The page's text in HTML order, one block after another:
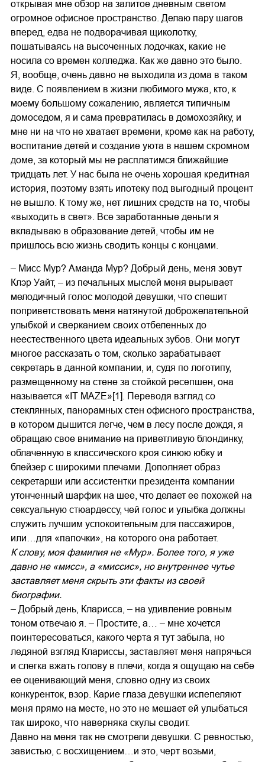
открывая мне обзор на залитое дневным светом
огромное офисное пространство. Делаю пару шагов
вперед, едва не подворачивая щиколотку,
пошатываясь на высоченных лодочках, какие не
носила со времен колледжа. Как же давно это было.
Я, вообще, очень давно не выходила из дома в таком
виде. С появлением в жизни любимого мужа, кто, к
моему большому сожалению, является типичным
домоседом, я и сама превратилась в домохозяйку, и
мне ни на что не хватает времени, кроме как на работу,
воспитание детей и создание уюта в нашем скромном
доме, за который мы не расплатимся ближайшие
тридцать лет. У нас была не очень хорошая кредитная
история, поэтому взять ипотеку под выгодный процент
не вышло. К тому же, нет лишних средств на то, чтобы
«выходить в свет». Все заработанные деньги я
вкладываю в образование детей, чтобы им не
пришлось всю жизнь сводить концы с концами.
– Мисс Мур? Аманда Мур? Добрый день, меня зовут
Клэр Уайт, – из печальных мыслей меня вырывает
мелодичный голос молодой девушки, что спешит
поприветствовать меня натянутой доброжелательной
улыбкой и сверканием своих отбеленных до
неестественного цвета идеальных зубов. Они могут
многое рассказать о том, сколько зарабатывает
секретарь в данной компании, и, судя по логотипу,
размещенному на стене за стойкой ресепшен, она
называется «IT MAZE»[1]. Переводя взгляд со
стеклянных, панорамных стен офисного пространства,
в котором дышится легче, чем в лесу после дождя, я
обращаю свое внимание на приветливую блондинку,
облаченную в классического кроя синюю юбку и
блейзер с широкими плечами. Дополняет образ
секретарши или ассистентки президента компании
утонченный шарфик на шее, что делает ее похожей на
сексуальную стюардессу, чей голос и улыбка должны
служить лучшим успокоительным для пассажиров,
или…для «папочки», на которого она работает.
К слову, моя фамилия не «Мур». Более того, я уже
давно не «мисс», а «миссис», но внутреннее чутье
заставляет меня скрыть эти факты из своей
биографии.
– Добрый день, Кларисса, – на удивление ровным
тоном отвечаю я. – Простите, а… – мне хочется
поинтересоваться, какого черта я тут забыла, но
ледяной взгляд Клариссы, заставляет меня напрячься
и слегка вжать голову в плечи, когда я ощущаю на себе
ее оценивающий меня, словно одну из своих
конкуренток, взор. Карие глаза девушки испепеляют
меня прямо на месте, но это не мешает ей улыбаться
так широко, что наверняка скулы сводит.
Давно на меня так не смотрели девушки. С ревностью,
завистью, с восхищением…и это, черт возьми,